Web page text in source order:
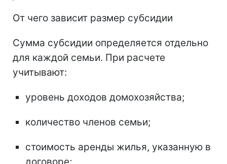
От чего зависит размер субсидии
Сумма субсидии определяется отдельно
для каждой семьи. При расчете
учитывают:
уровень доходов домохозяйства;
количество членов семьи;
стоимость аренды жилья, указанную в